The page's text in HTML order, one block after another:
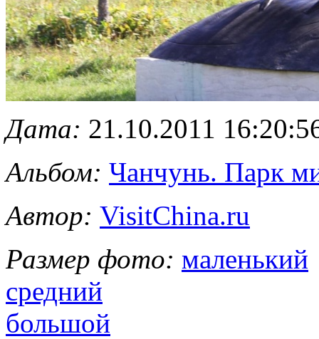
Дата: 21.10.2011
Альбом: Чанчунь. Парк
Автор: VisitChina.ru
Размер фото: маленький
средний
большой